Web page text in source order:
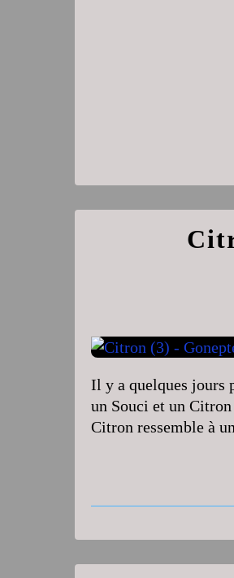
Il y a quelques jours
un Souci et un
Citron ressemble à